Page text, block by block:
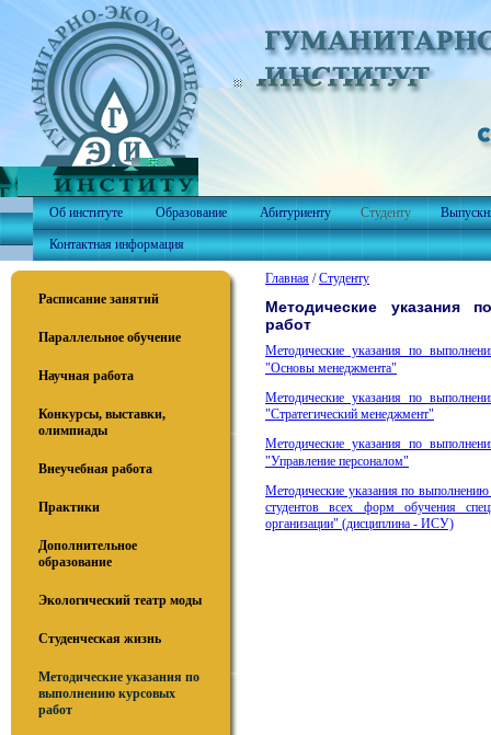
Об институте Образование Абитуриенту Студенту
Контактная информация
Расписание занятий
Параллельное обучение
Научная работа
Конкурсы, выставки,
олимпиады
Внеучебная работа
Практики
Дополнительное
образование
Экологический театр моды
Студенческая жизнь
Методические указания по
выполнению курсовых
работ
Главная /Студенту
Методические указания
работ
Методические указания по
"Основы менеджмента"
Методические указания по
"Стратегический менеджмент"
Методические указания по
"Управление персоналом"
Методические указания по
студентов всех форм обучения
организации" (дисциплина - ИСУ)